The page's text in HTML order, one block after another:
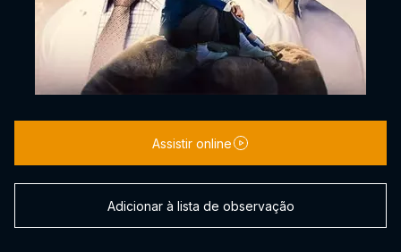
Assistir online
Adicionar à lista de observação